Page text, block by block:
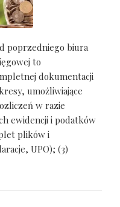
poprzedniego biura
to
dokumentacji
umożliwiające
w razie
ewidencji i podatków
plików i
UPO); (3)